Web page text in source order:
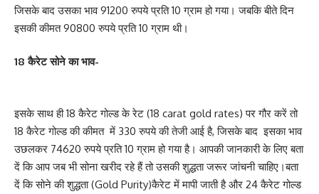
जिसके बाद उसका भाव 91200 रुपये प्रति 10 ग्राम हो गया। जबकि बीते दिन
इसकी कीमत 90800 रुपये प्रति 10 ग्राम थी।
18 कैरेट सोने का भाव-
इसके साथ ही 18 कैरेट गोल्ड के रेट (18 carat gold rates) पर गौर करें तो
18 कैरेट गोल्ड की कीमत में 330 रुपये की तेजी आई है, जिसके बाद इसका भाव
उछलकर 74620 रुपये प्रति 10 ग्राम हो गया है। आपकी जानकारी के लिए बता
दें कि आप जब भी सोना खरीद रहे हैं तो उसकी शुद्धता जरूर जांचनी चाहिए।बता
दें कि सोने की शुद्धता (Gold Purity)कैरेट में मापी जाती है और 24 कैरेट गोल्ड